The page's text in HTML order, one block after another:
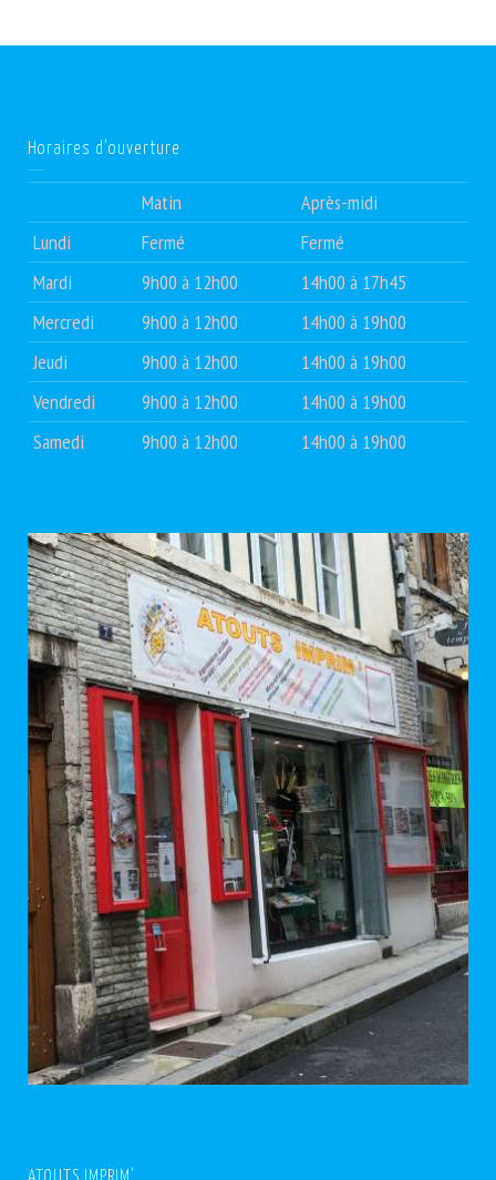
Horaires d’ouverture
Matin
Après-midi
Lundi
Fermé
Fermé
Mardi
9h00 à 12h00
14h00 à 17h45
Mercredi
9h00 à 12h00
14h00 à 19h00
Jeudi
9h00 à 12h00
14h00 à 19h00
Vendredi
9h00 à 12h00
14h00 à 19h00
Samedi
9h00 à 12h00 14h00 à 19h00